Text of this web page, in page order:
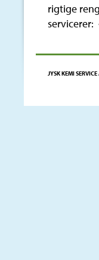
rigtige
servicerer:
JYSK KEMI